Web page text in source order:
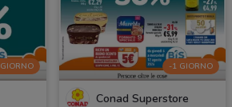
-1 GIORNO
Conad Superstore